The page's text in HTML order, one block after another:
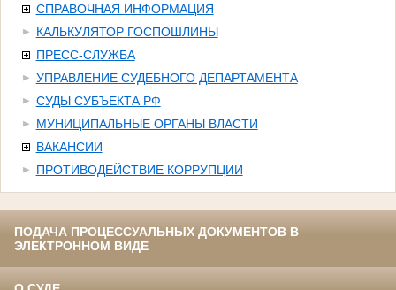
СПРАВОЧНАЯ ИНФОРМАЦИЯ
КАЛЬКУЛЯТОР ГОСПОШЛИНЫ
ПРЕСС-СЛУЖБА
УПРАВЛЕНИЕ СУДЕБНОГО ДЕПАРТАМЕНТА
СУДЫ СУБЪЕКТА РФ
МУНИЦИПАЛЬНЫЕ ОРГАНЫ ВЛАСТИ
ВАКАНСИИ
ПРОТИВОДЕЙСТВИЕ КОРРУПЦИИ
ПОДАЧА ПРОЦЕССУАЛЬНЫХ ДОКУМЕНТОВ В
ЭЛЕКТРОННОМ ВИДЕ